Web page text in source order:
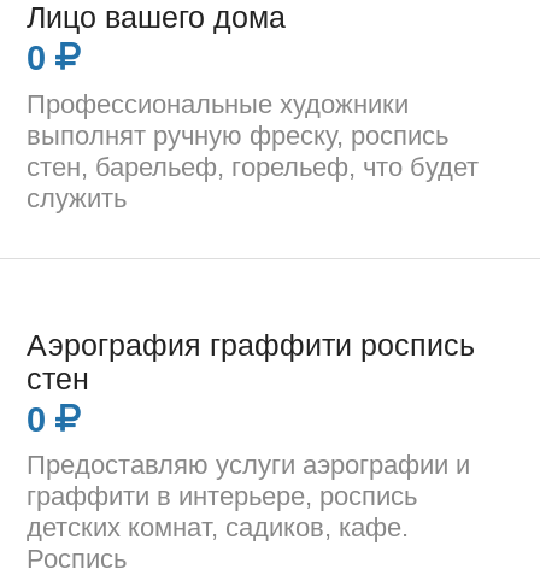
Лицо вашего дома
0
Профессиональные художники
выполнят ручную фреску, роспись
стен, барельеф, горельеф, что будет
служить
Аэрография граффити роспись
стен
0
Предоставляю услуги аэрографии и
граффити в интерьере, роспись
детских комнат, садиков, кафе.
Роспись